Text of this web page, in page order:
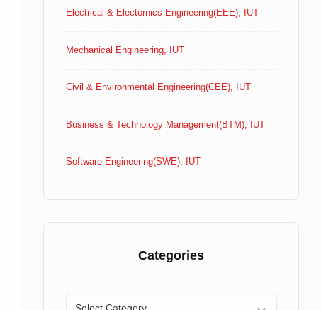
Electrical & Electornics Engineering(EEE), IUT
Mechanical Engineering, IUT
Civil & Environmental Engineering(CEE), IUT
Business & Technology Management(BTM), IUT
Software Engineering(SWE), IUT
Categories
Categories